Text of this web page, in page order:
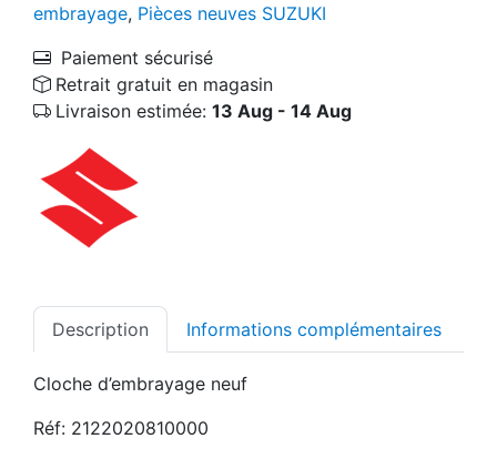
embrayage, Pièces neuves SUZUKI
Paiement sécurisé
Retrait gratuit en magasin
Livraison estimée: 13 Aug - 14 Aug
Description Informations complémentaires
Cloche d’embrayage neuf
Réf: 2122020810000